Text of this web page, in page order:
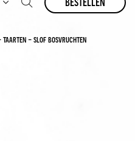
taarten-slof bosvruchten